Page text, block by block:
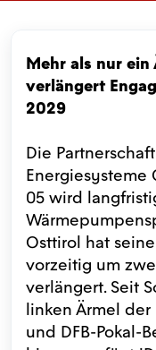
Mehr als nur
verlängert
2029
Die
Energiesysteme
05 wird
Osttirol hat
vorzeitig um
verlängert. Seit
linken Ärmel der
und DFB-Pokal-